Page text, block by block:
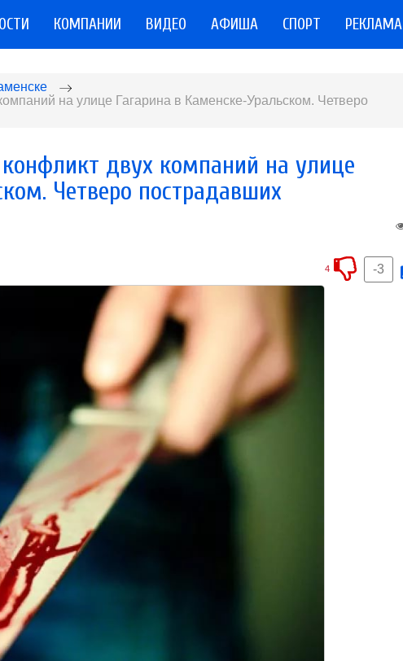
КОМПАНИИ ВИДЕО АФИША СПОРТ РЕКЛАМА
на улице Гагарина в Каменске-Уральском. Четверо
двух компаний на улице
Четверо пострадавших
-3
4